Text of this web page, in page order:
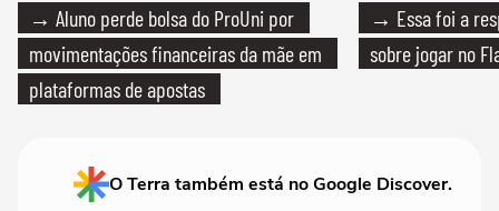
→ Aluno perde bolsa do ProUni por
movimentações financeiras da mãe em
plataformas de apostas
→ Essa foi a
sobre jogar no
O Terra também está no Google Discover.